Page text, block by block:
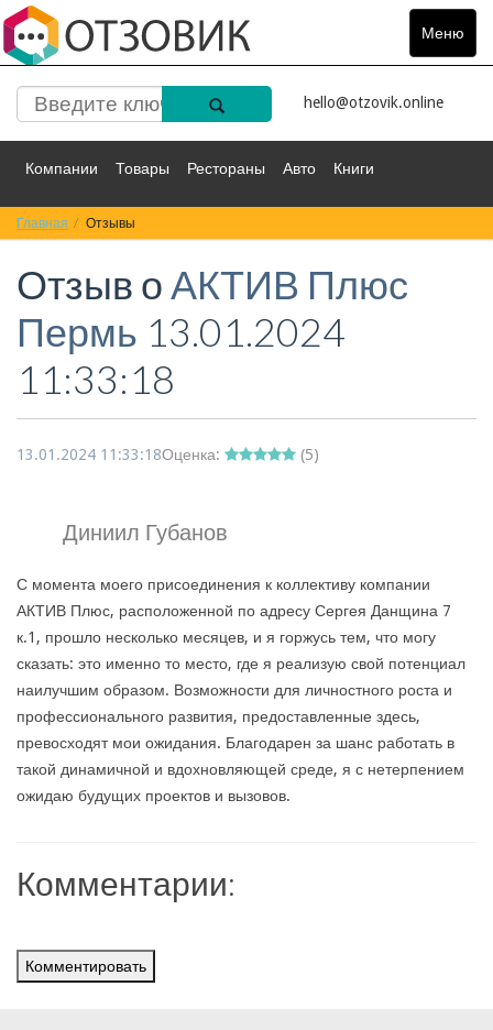
Меню
Toggle
hello@otzovik.online
Компании Товары Рестораны Авто Книги
Спорт Фильмы
Красота Здоровье Остальное
Главная Отзывы
Отзыв оАКТИВ Плюс
Пермь 13.01.2024
11:33:18
13.01.2024 11:33:18Оценка: (5)
Диниил Губанов
С момента моего присоединения к коллективу компании
АКТИВ Плюс, расположенной по адресу Сергея Данщина 7
к.1, прошло несколько месяцев, и я горжусь тем, что могу
сказать: это именно то место, где я реализую свой потенциал
наилучшим образом. Возможности для личностного роста и
профессионального развития, предоставленные здесь,
превосходят мои ожидания. Благодарен за шанс работать в
такой динамичной и вдохновляющей среде, я с нетерпением
ожидаю будущих проектов и вызовов.
Комментарии:
Комментировать